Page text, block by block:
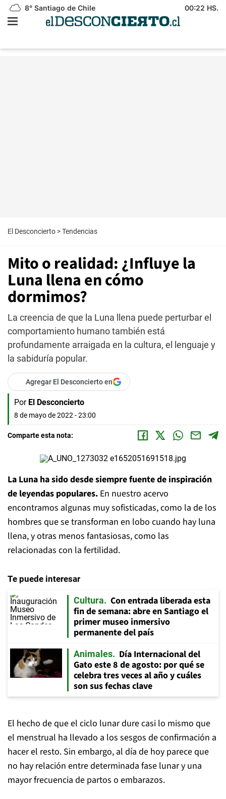
8° Santiago de Chile 00:22 HS.
El Desconcierto >Tendencias
Mito o realidad: ¿Influye la
Luna llena en cómo
dormimos?
La creencia de que la Luna llena puede perturbar el
comportamiento humano también está
profundamente arraigada en la cultura, el lenguaje y
la sabiduría popular.
Agregar El Desconcierto en
Por El Desconcierto
8 de mayo de 2022 - 23:00
Comparte esta nota:
La Luna ha sido desde siempre fuente de inspiración
de leyendas populares. En nuestro acervo
encontramos algunas muy sofisticadas, como la de los
hombres que se transforman en lobo cuando hay luna
llena, y otras menos fantasiosas, como las
relacionadas con la fertilidad.
Te puede interesar
Cultura
Con entrada liberada esta
fin de semana: abre en Santiago el
primer museo inmersivo
permanente del país
Animales
Día Internacional del
Gato este 8 de agosto: por qué se
celebra tres veces al año y cuáles
son sus fechas clave
El hecho de que el ciclo lunar dure casi lo mismo que
el menstrual ha llevado a los sesgos de confirmación a
hacer el resto. Sin embargo, al día de hoy parece que
no hay relación entre determinada fase lunar y una
mayor frecuencia de partos o embarazos.